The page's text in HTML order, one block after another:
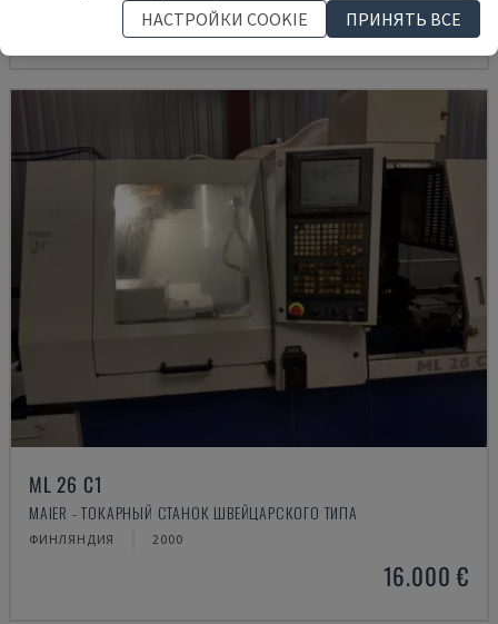
67.000 €
ML 26 C1
MAIER - ТОКАРНЫЙ СТАНОК ШВЕЙЦАРСКОГО ТИПА
ФИНЛЯНДИЯ 2000
16.000 €
НАСТРОЙКИ COOKIE
ПРИНЯТЬ ВСЕ